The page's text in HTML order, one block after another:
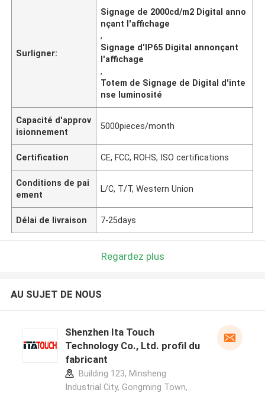
Surligner:
Signage de 2000cd/m2 Digital anno
nçant l'affichage
,
Signage d'IP65 Digital annonçant
l'affichage
,
Totem de Signage de Digital d'inte
nse luminosité
Capacité d'approv
isionnement
5000pieces/month
Certification CE, FCC, ROHS, ISO certifications
Conditions de pai
ement
L/C, T/T, Western Union
Délai de livraison 7-25days
Regardez plus
AU SUJET DE NOUS
Shenzhen Ita Touch
Technology Co., Ltd. profil du
fabricant
Building 123, Minsheng
Industrial City, Gongming Town,